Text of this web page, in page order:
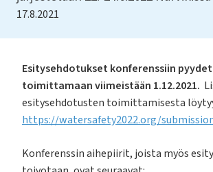
17.8.2021
Esitysehdotukset konferenssiin
toimittamaan viimeistään 1.12.2021.
esitysehdotusten toimittamisesta
https://watersafety2022.org/
Konferenssin aihepiirit, joista myös